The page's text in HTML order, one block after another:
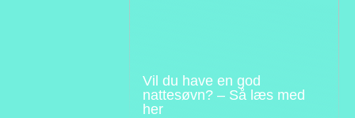
Vil du have en god
nattesøvn? – Så læs med
her